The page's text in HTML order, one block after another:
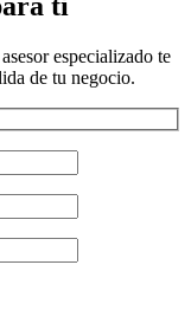
ti
especializado te
de tu negocio.